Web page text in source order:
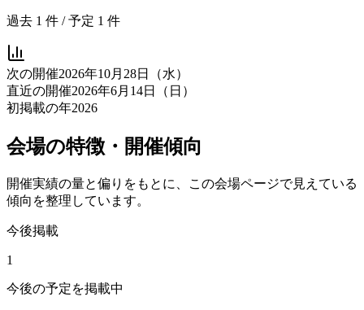
過去 1 件 / 予定 1 件
次の開催2026年10月28日（水）
直近の開催2026年6月14日（日）
初掲載の年2026
会場の特徴・開催傾向
開催実績の量と偏りをもとに、この会場ページで見えている
傾向を整理しています。
今後掲載
1
今後の予定を掲載中